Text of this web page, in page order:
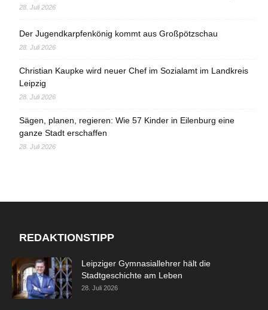
28. Juli 2026
Der Jugendkarpfenkönig kommt aus Großpötzschau
28. Juli 2026
Christian Kaupke wird neuer Chef im Sozialamt im Landkreis
Leipzig
28. Juli 2026
Sägen, planen, regieren: Wie 57 Kinder in Eilenburg eine
ganze Stadt erschaffen
28. Juli 2026
REDAKTIONSTIPP
Leipziger Gymnasiallehrer hält die
Stadtgeschichte am Leben
28. Juli 2026